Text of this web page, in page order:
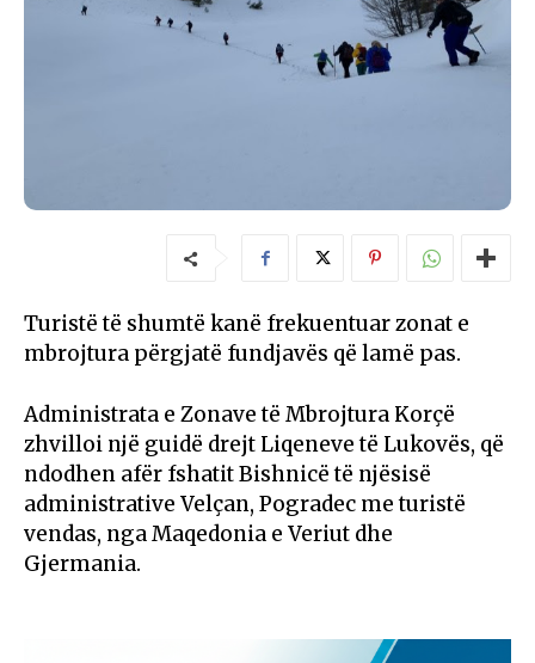
Turistë të shumtë kanë frekuentuar zonat e
mbrojtura përgjatë fundjavës që lamë pas.
Administrata e Zonave të Mbrojtura Korçë
zhvilloi një guidë drejt Liqeneve të Lukovës, që
ndodhen afër fshatit Bishnicë të njësisë
administrative Velçan, Pogradec me turistë
vendas, nga Maqedonia e Veriut dhe
Gjermania.